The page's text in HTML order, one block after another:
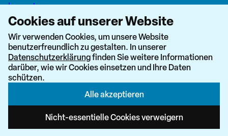
Inserate
Pfarreiseiten Stadt Zürich
Dashboard Forum+
Cookies auf unserer Website
Wir verwenden Cookies, um unsere Website
benutzerfreundlich zu gestalten. In unserer
Datenschutzerklärungfinden Sie weitere Informationen
darüber, wie wir Cookies einsetzen und Ihre Daten
schützen.
Alle akzeptieren
Nicht-essentielle Cookies verweigern
Newsletter abonnieren